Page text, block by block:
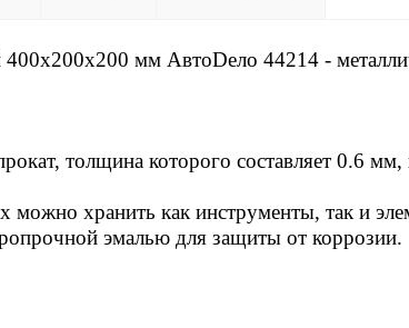
мм АвтоDело 44214 -
толщина которого составляет 0.6
хранить как инструменты, так и
эмалью для защиты от коррозии.